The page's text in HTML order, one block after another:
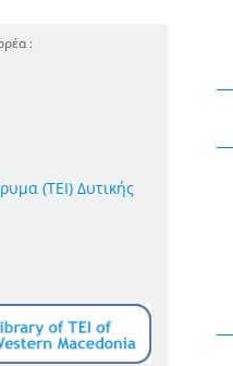
:
(ΤΕΙ) Δυτικής